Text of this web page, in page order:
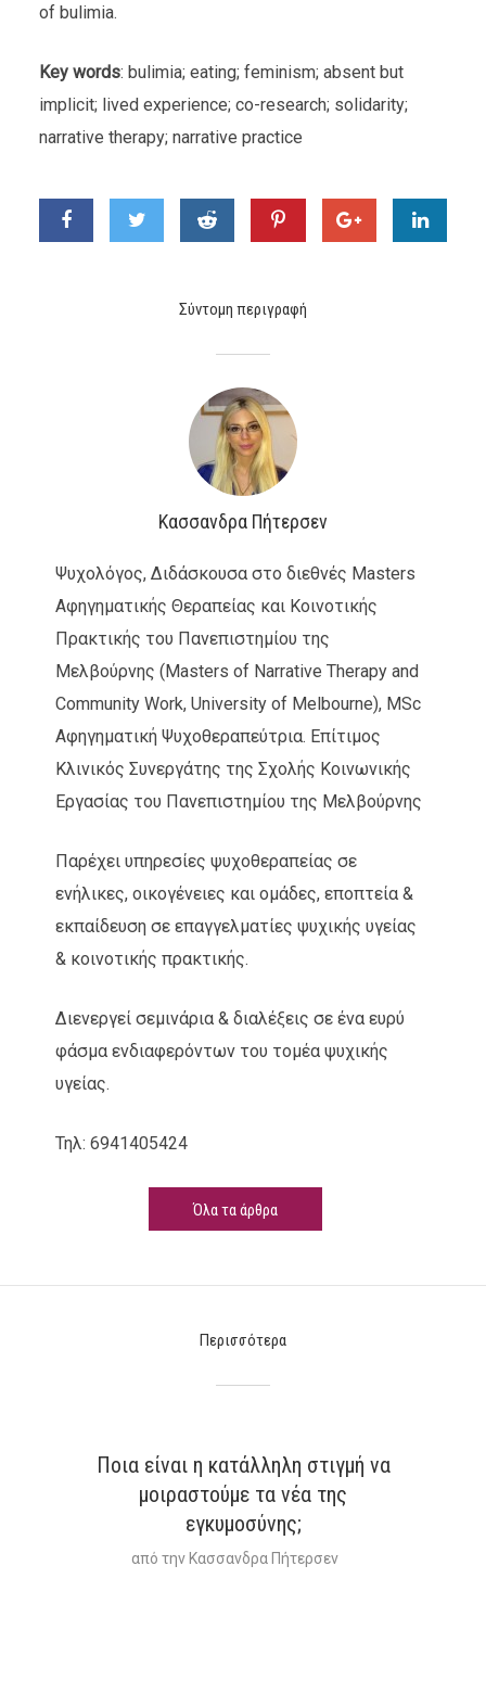
of bulimia.
Key words: bulimia; eating; feminism; absent but
implicit; lived experience; co-research; solidarity;
narrative therapy; narrative practice
Σύντομη περιγραφή
Κασσανδρα Πήτερσεν
Ψυχολόγος, Διδάσκουσα στο διεθνές Masters
Αφηγηματικής Θεραπείας και Κοινοτικής
Πρακτικής του Πανεπιστημίου της
Μελβούρνης (Masters of Narrative Therapy and
Community Work, University of Melbourne), MSc
Αφηγηματική Ψυχοθεραπεύτρια. Επίτιμος
Κλινικός Συνεργάτης της Σχολής Κοινωνικής
Εργασίας του Πανεπιστημίου της Μελβούρνης
Παρέχει υπηρεσίες ψυχοθεραπείας σε
ενήλικες, οικογένειες και ομάδες, εποπτεία &
εκπαίδευση σε επαγγελματίες ψυχικής υγείας
& κοινοτικής πρακτικής.
Διενεργεί σεμινάρια & διαλέξεις σε ένα ευρύ
φάσμα ενδιαφερόντων του τομέα ψυχικής
υγείας.
Τηλ: 6941405424
Όλα τα άρθρα
Περισσότερα
Ποια είναι η κατάλληλη στιγμή να
μοιραστούμε τα νέα της
εγκυμοσύνης;
από την Κασσανδρα Πήτερσεν